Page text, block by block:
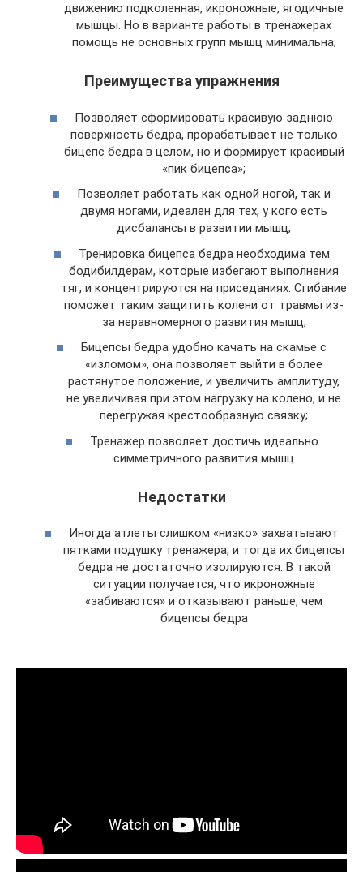
движению подколенная, икроножные, ягодичные
мышцы. Но в варианте работы в тренажерах
помощь не основных групп мышц минимальна;
Преимущества упражнения
Позволяет сформировать красивую заднюю
поверхность бедра, прорабатывает не только
бицепс бедра в целом, но и формирует красивый
«пик бицепса»;
Позволяет работать как одной ногой, так и
двумя ногами, идеален для тех, у кого есть
дисбалансы в развитии мышц;
Тренировка бицепса бедра необходима тем
бодибилдерам, которые избегают выполнения
тяг, и концентрируются на приседаниях. Сгибание
поможет таким защитить колени от травмы из-
за неравномерного развития мышц;
Бицепсы бедра удобно качать на скамье с
«изломом», она позволяет выйти в более
растянутое положение, и увеличить амплитуду,
не увеличивая при этом нагрузку на колено, и не
перегружая крестообразную связку;
Тренажер позволяет достичь идеально
симметричного развития мышц
Недостатки
Иногда атлеты слишком «низко» захватывают
пятками подушку тренажера, и тогда их бицепсы
бедра не достаточно изолируются. В такой
ситуации получается, что икроножные
«забиваются» и отказывают раньше, чем
бицепсы бедра